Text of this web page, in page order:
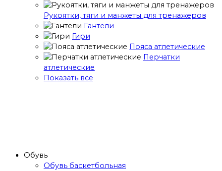
Рукоятки, тяги и манжеты для тренажеров
Гантели
Гири
Пояса атлетические
Перчатки
атлетические
Показать все
Обувь
Обувь баскетбольная